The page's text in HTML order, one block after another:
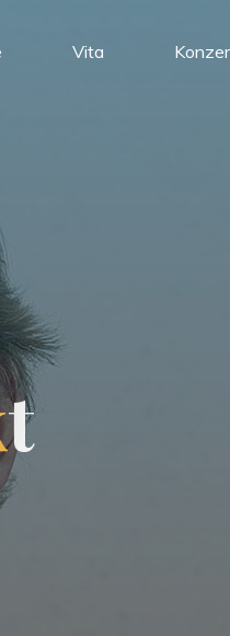
Vita
t